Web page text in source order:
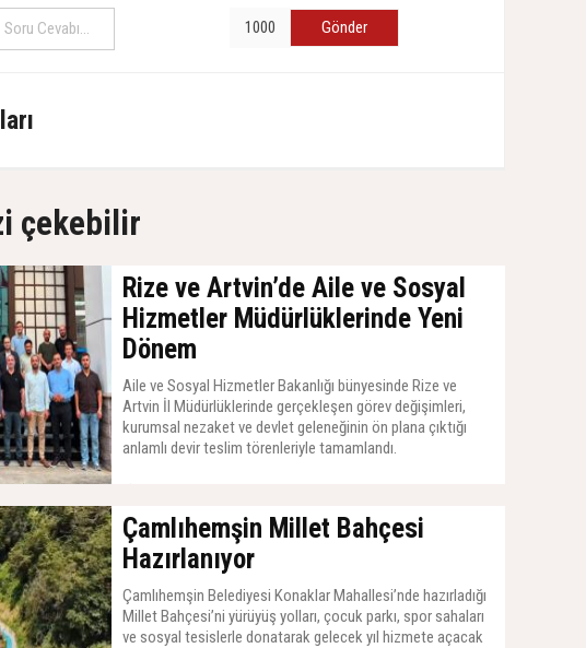
Gönder
çekebilir
Rize ve Artvin’de Aile ve Sosyal
Hizmetler Müdürlüklerinde Yeni
Dönem
Aile ve Sosyal Hizmetler Bakanlığı bünyesinde Rize ve
Artvin İl Müdürlüklerinde gerçekleşen görev değişimleri,
kurumsal nezaket ve devlet geleneğinin ön plana çıktığı
anlamlı devir teslim törenleriyle tamamlandı.
Çamlıhemşin Millet Bahçesi
Hazırlanıyor
Çamlıhemşin Belediyesi Konaklar Mahallesi’nde hazırladığı
Millet Bahçesi’ni yürüyüş yolları, çocuk parkı, spor sahaları
ve sosyal tesislerle donatarak gelecek yıl hizmete açacak